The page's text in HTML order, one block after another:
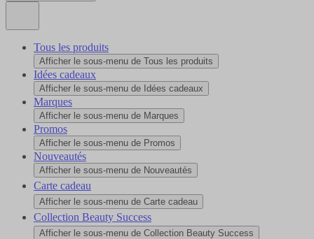
Tous les produits
Afficher le sous-menu de Tous les produits
Idées cadeaux
Afficher le sous-menu de Idées cadeaux
Marques
Afficher le sous-menu de Marques
Promos
Afficher le sous-menu de Promos
Nouveautés
Afficher le sous-menu de Nouveautés
Carte cadeau
Afficher le sous-menu de Carte cadeau
Collection Beauty Success
Afficher le sous-menu de Collection Beauty Success